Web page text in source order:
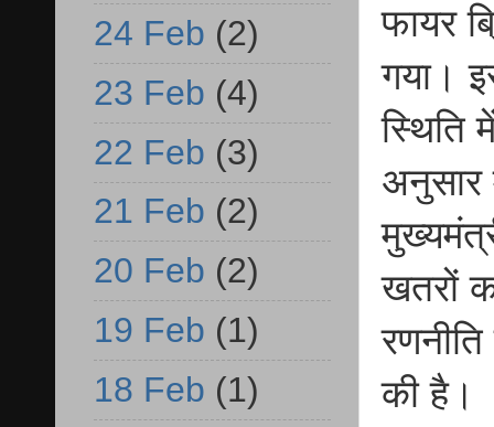
फायर
गया।
स्थिति
अनुसार
खतरों
की है।
24 Feb (2)
23 Feb (4)
22 Feb (3)
21 Feb (2)
20 Feb (2)
19 Feb (1)
18 Feb (1)